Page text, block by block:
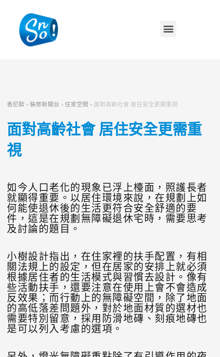
香尼歐 »裝修新聞台 »住家空間 » 面對高齡社會 居住安全更需重視
面對高齡社會 居住安全更需重
視
如今人口老化的現象已浮上檯面，照護長者
就顯得重要。以居住環境來說，在規劃上如
何能使退休後的生活更符合安全舒適的要
件，這是在規劃無障礙退休宅時，需要思考
及討論的題目。
小樹設計指出，在住家裡的扶手配置，有相
關法規上的設定，但在居家的安排上就必須
根據居住者的生活模式與習慣去設計。像有
些活動扶手，還要注意在使用上會不會造成
反效果；而行動上的無障礙空間，除了地面
的高低落差問題外，對於地面材質的選材也
需要特別留意，採用防滑地磚、刻痕地磚也
是可以列入考慮的選項。